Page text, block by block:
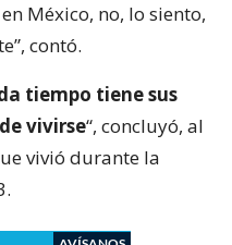
México, no, lo siento,
contó.
tiempo tiene sus
vivirse“, concluyó, al
vivió durante la